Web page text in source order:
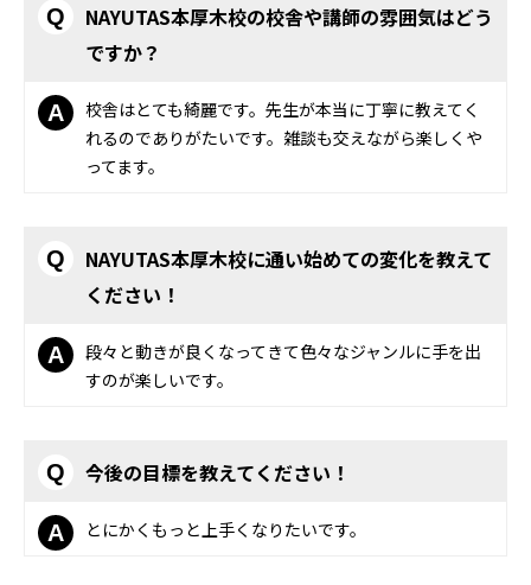
Q
NAYUTAS本厚木校の校舎や講師の雰囲気はどう
ですか？
A
校舎はとても綺麗です。先生が本当に丁寧に教えてく
れるのでありがたいです。雑談も交えながら楽しくや
ってます。
Q
NAYUTAS本厚木校に通い始めての変化を教えて
ください！
A
段々と動きが良くなってきて色々なジャンルに手を出
すのが楽しいです。
Q 今後の目標を教えてください！
A とにかくもっと上手くなりたいです。